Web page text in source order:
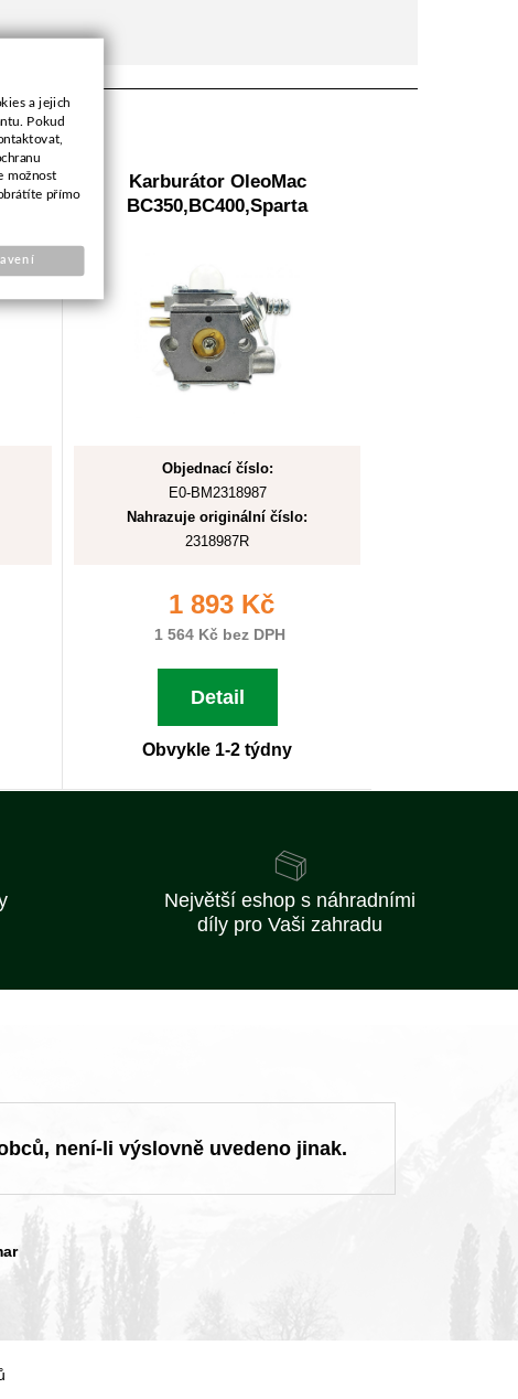
Karburátor OleoMac
BC350,BC400,Sparta
Objednací číslo:
E0-BM2318987
Nahrazuje originální číslo:
2318987R
1 893 Kč
1 564 Kč bez DPH
Detail
Obvykle 1-2 týdny
Největší eshop s náhradními
díly pro Vaši zahradu
není-li výslovně uvedeno jinak.
a jejich
Pokud
možnost
přímo